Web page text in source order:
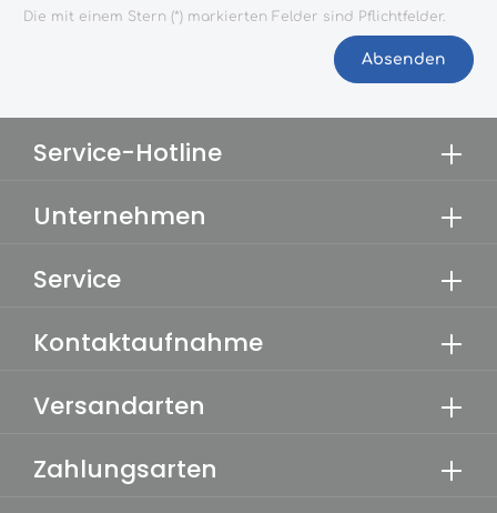
Die mit einem Stern (*) markierten Felder sind Pflichtfelder.
Absenden
Service-Hotline
Unternehmen
Service
Kontaktaufnahme
Zahlungsarten
Versandarten